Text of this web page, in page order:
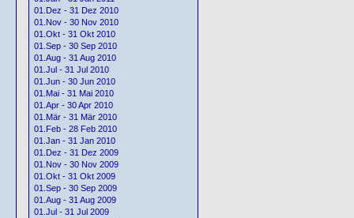
01.Dez - 31 Dez 2010
01.Nov - 30 Nov 2010
01.Okt - 31 Okt 2010
01.Sep - 30 Sep 2010
01.Aug - 31 Aug 2010
01.Jul - 31 Jul 2010
01.Jun - 30 Jun 2010
01.Mai - 31 Mai 2010
01.Apr - 30 Apr 2010
01.Mär - 31 Mär 2010
01.Feb - 28 Feb 2010
01.Jan - 31 Jan 2010
01.Dez - 31 Dez 2009
01.Nov - 30 Nov 2009
01.Okt - 31 Okt 2009
01.Sep - 30 Sep 2009
01.Aug - 31 Aug 2009
01.Jul - 31 Jul 2009